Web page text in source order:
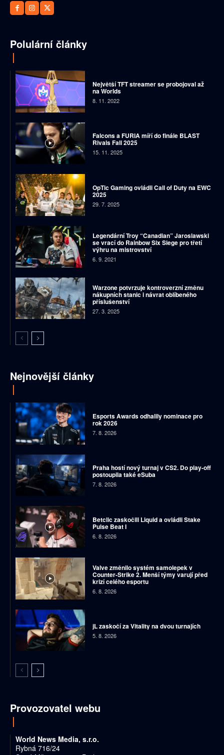
Polulární články
Největší TFT streamer se probojoval až
na Worlds
8. 11. 2022
Falcons a FURIA míří do finále BLAST
Rivals Fall 2025
15. 11. 2025
OpTic Gaming ovládli Call of Duty na EWC
2025
29. 7. 2025
Legendární Troy “Canadian” Jaroslawski
se vrací do Rainbow Six Siege pro třetí
výhru na mistrovství
6. 9. 2021
Warzone potvrzuje kontroverzní změnu
nákupních stanic i návrat oblíbeného
příslušenství
27. 3. 2025
Nejnovější články
Esports Awards odhalily nominace pro
rok 2026
7. 8. 2026
Praha hostí nový turnaj v CS2. Do play-off
postoupila také eSuba
7. 8. 2026
Betclic zaskočili Liquid a ovládli Stake
Pulse Beat I
6. 8. 2026
Valve změnilo systém samolepek v
Counter-Strike 2. Menší týmy varují před
krizí celého esportu
6. 8. 2026
jL zaskočí za Vitality na dvou turnajích
5. 8. 2026
Provozovatel webu
World News Media, s.r.o.
Rybná 716/24